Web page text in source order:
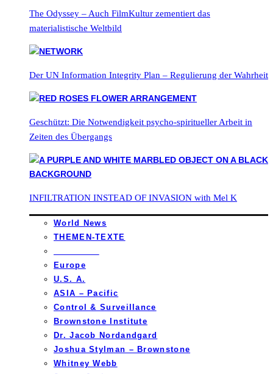
The Odyssey – Auch FilmKultur zementiert das
materialistische Weltbild
Der UN Information Integrity Plan – Regulierung der Wahrheit
Geschützt: Die Notwendigkeit psycho-spiritueller Arbeit in
Zeiten des Übergangs
INFILTRATION INSTEAD OF INVASION with Mel K
World News
THEMEN-TEXTE
Europe
U.S. A.
ASIA – Pacific
Control & Surveillance
Brownstone Institute
Dr. Jacob Nordandgard
Joshua Stylman – Brownstone
Whitney Webb